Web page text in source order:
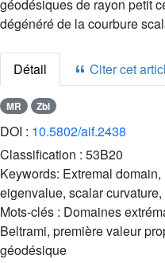
géodésiques de rayon petit
dégénéré de la courbure
Détail Citer cet
MR Zbl
DOI : 10.5802/aif.2438
Classification : 53B20
Keywords: Extremal
eigenvalue, scalar
Mots-clés : Domaines
Beltrami, première valeur
géodésique